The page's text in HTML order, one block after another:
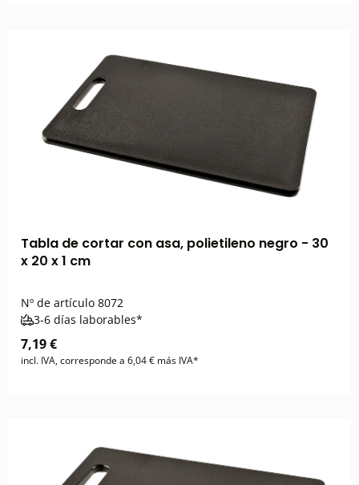
Tabla de cortar con asa, polietileno negro - 30
x 20 x 1 cm
Nº de artículo 8072
3-6 días laborables*
7,19 €
incl. IVA, corresponde a 6,04 € más IVA*